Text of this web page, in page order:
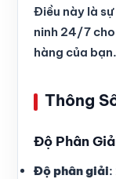
Điều này là
ninh 24/7
hàng của bạn.
Thông
Độ Phân
Độ phân giải: